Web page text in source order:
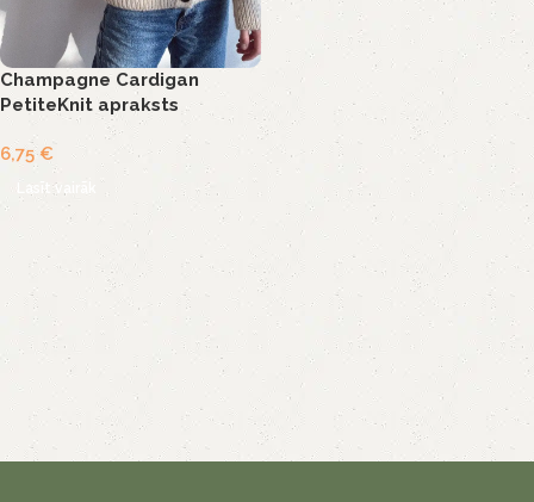
Champagne Cardigan
PetiteKnit apraksts
6,75€
Lasīt vairāk